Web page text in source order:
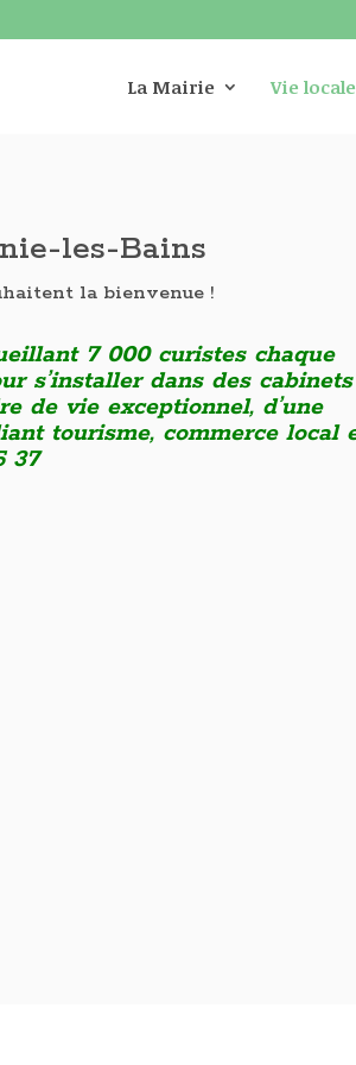
La Mairie Vie locale
les-Bains
la bienvenue !
7 000 curistes chaque
s’installer dans des cabinets
de vie exceptionnel, d’une
tourisme, commerce local
37